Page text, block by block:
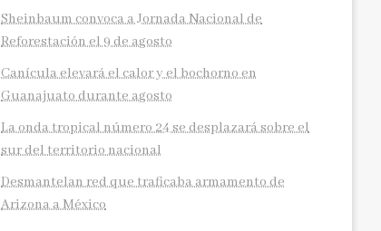
Sheinbaum convoca a Jornada Nacional de
Reforestación el 9 de agosto
Canícula elevará el calor y el bochorno en
Guanajuato durante agosto
La onda tropical número 24 se desplazará sobre el
sur del territorio nacional
Desmantelan red que traficaba armamento de
Arizona a México